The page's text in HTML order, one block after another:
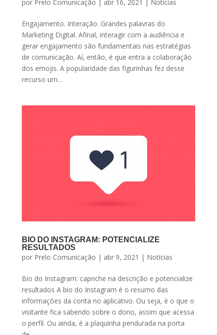
por Prelo Comunicação | abr 16, 2021 | Notícias
Engajamento. Interação. Grandes palavras do
Marketing Digital. Afinal, interagir com a audiência e
gerar engajamento são fundamentais nas estratégias
de comunicação. Aí, então, é que entra a colaboração
dos emojis. A popularidade das figurinhas fez desse
recurso um...
BIO DO INSTAGRAM: POTENCIALIZE
RESULTADOS
por Prelo Comunicação | abr 9, 2021 | Notícias
Bio do Instagram: capriche na descrição e potencialize
resultados A bio do Instagram é o resumo das
informações da conta no aplicativo. Ou seja, é o que o
visitante fica sabendo sobre o dono, assim que acessa
o perfil. Ou ainda, é a plaquinha pendurada na porta